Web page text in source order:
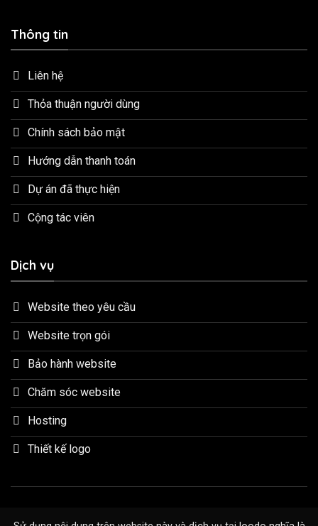
Thông tin
Liên hệ
Thỏa thuận người dùng
Chính sách bảo mật
Hướng dẫn thanh toán
Dự án đã thực hiện
Cộng tác viên
Dịch vụ
Website theo yêu cầu
Website trọn gói
Bảo hành website
Chăm sóc website
Hosting
Thiết kế logo